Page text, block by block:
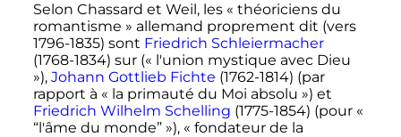
Selon Chassard et Weil, les « théoriciens du
romantisme » allemand proprement dit (vers
1796-1835) sont Friedrich Schleiermacher
(1768-1834) sur (« l'union mystique avec Dieu
»), Johann Gottlieb Fichte (1762-1814) (par
rapport à « la primauté du Moi absolu ») et
Friedrich Wilhelm Schelling (1775-1854) (pour «
“l'âme du monde” »), « fondateur de la